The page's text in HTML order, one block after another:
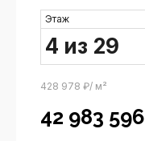
Этаж
4 из 29
428 978 ₽/ м²
42 983 596